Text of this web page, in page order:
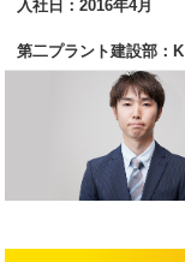
入社日：2016年4月
第二プラント建設部：